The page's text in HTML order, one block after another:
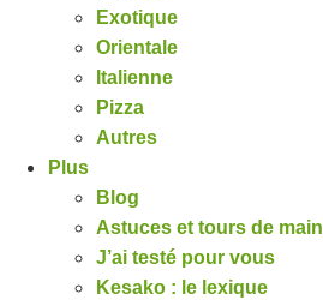
Exotique
Orientale
Italienne
Pizza
Autres
Plus
Blog
Astuces et tours de main
J’ai testé pour vous
Kesako : le lexique